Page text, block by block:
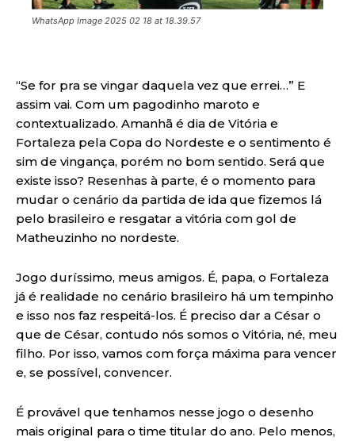
WhatsApp Image 2025 02 18 at 18.39.57
“Se for pra se vingar daquela vez que errei…” E
assim vai. Com um pagodinho maroto e
contextualizado. Amanhã é dia de Vitória e
Fortaleza pela Copa do Nordeste e o sentimento é
sim de vingança, porém no bom sentido. Será que
existe isso? Resenhas à parte, é o momento para
mudar o cenário da partida de ida que fizemos lá
pelo brasileiro e resgatar a vitória com gol de
Matheuzinho no nordeste.
Jogo duríssimo, meus amigos. É, papa, o Fortaleza
já é realidade no cenário brasileiro há um tempinho
e isso nos faz respeitá-los. É preciso dar a César o
que de César, contudo nós somos o Vitória, né, meu
filho. Por isso, vamos com força máxima para vencer
e, se possível, convencer.
É provável que tenhamos nesse jogo o desenho
mais original para o time titular do ano. Pelo menos,